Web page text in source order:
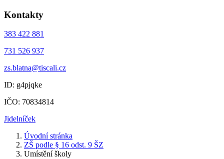
Kontakty
383 422 881
731 526 937
zs.blatna@tiscali.cz
ID: g4pjqke
IČO: 70834814
Jidelníček
Úvodní stránka
ZŠ podle § 16 odst. 9 ŠZ
Umístění školy